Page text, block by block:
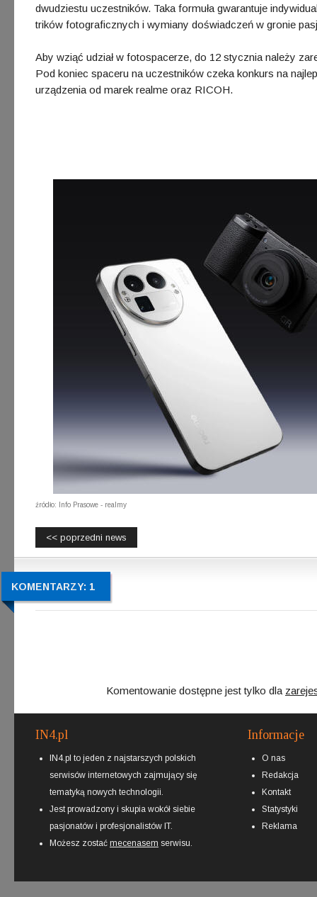
dwudziestu uczestników. Taka formuła gwarantuje
trików fotograficznych i wymiany doświadczeń w gronie
Aby wziąć udział w fotospacerze, do 12 stycznia należy
Pod koniec spaceru na uczestników czeka konkurs na
urządzenia od marek realme oraz RICOH.
źródło: Info Prasowe - realmy
<< poprzedni news
KOMENTARZY: 1
Komentowanie dostępne jest tylko dla
IN4.pl
IN4.pl to jeden z najstarszych polskich
serwisów internetowych zajmujący się
tematyką nowych technologii.
Jest prowadzony i skupia wokół siebie
pasjonatów i profesjonalistów IT.
Możesz zostać mecenasem serwisu.
Informacje
O nas
Redakcja
Kontakt
Statystyki
Reklama